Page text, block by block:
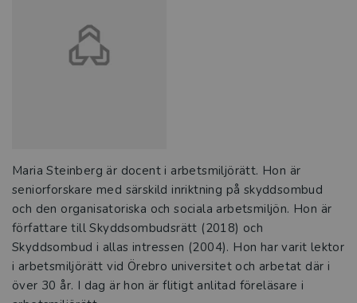
Maria Steinberg är docent i arbetsmiljörätt. Hon är
seniorforskare med särskild inriktning på skyddsombud
och den organisatoriska och sociala arbetsmiljön. Hon är
författare till Skyddsombudsrätt (2018) och
Skyddsombud i allas intressen (2004). Hon har varit lektor
i arbetsmiljörätt vid Örebro universitet och arbetat där i
över 30 år. I dag är hon är flitigt anlitad föreläsare i